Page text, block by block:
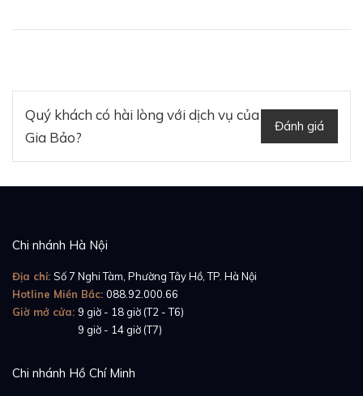
Đặc biệt hơn, chất liệuvàng trắng 18Kđược sử dụng
Quý khách có hài lòng với dịch vụ của
Gia Bảo?
Đánh giá
Chi nhánh Hà Nội
Địa chỉ: Số 7 Nghi Tàm, Phường Tây Hồ, TP. Hà Nội
Hotline Miền Bắc: 088.92.000.66
Giờ mở cửa: 9 giờ - 18 giờ (T2 - T6)
9 giờ - 14 giờ (T7)
Chi nhánh Hồ Chí Minh